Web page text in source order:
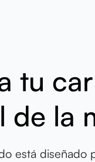
tu
de la
está diseñado